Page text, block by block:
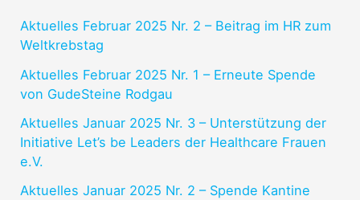
Aktuelles Februar 2025 Nr. 2 – Beitrag im HR zum
Weltkrebstag
Aktuelles Februar 2025 Nr. 1 – Erneute Spende
von GudeSteine Rodgau
Aktuelles Januar 2025 Nr. 3 – Unterstützung der
Initiative Let’s be Leaders der Healthcare Frauen
e.V.
Aktuelles Januar 2025 Nr. 2 – Spende Kantine